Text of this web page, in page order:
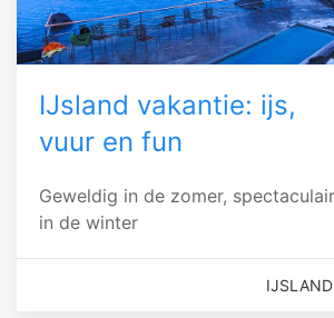
IJsland vakantie: ijs,
vuur en fun
Geweldig in de zomer, spectaculair
in de winter